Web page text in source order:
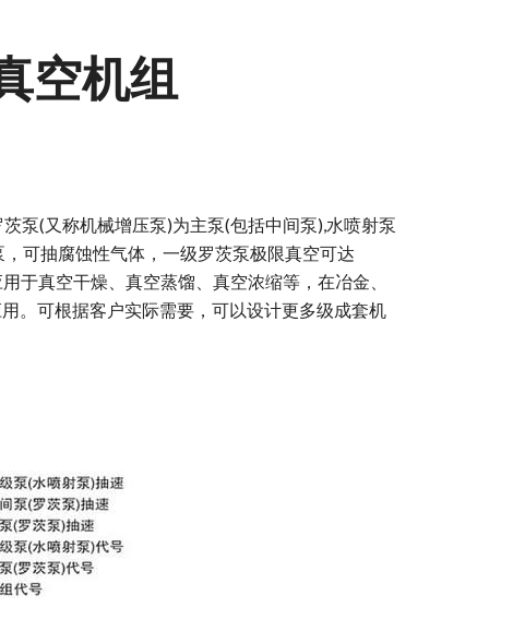
空机组
(又称机械增压泵)为主泵(包括中间泵),水喷射泵
可抽腐蚀性气体，一级罗茨泵极限真空可达
于真空干燥、真空蒸馏、真空浓缩等，在冶金、
。可根据客户实际需要，可以设计更多级成套机